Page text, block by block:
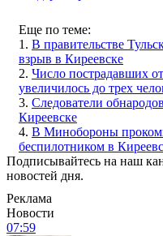
Еще по теме:
1. В правительстве
взрыв в Киреевске
2. Число пострадавших
увеличилось до трех
3. Следователи
Киреевске
4. В Минобороны
беспилотником в
Подписывайтесь на наш
новостей дня.
Реклама
Новости
07:59